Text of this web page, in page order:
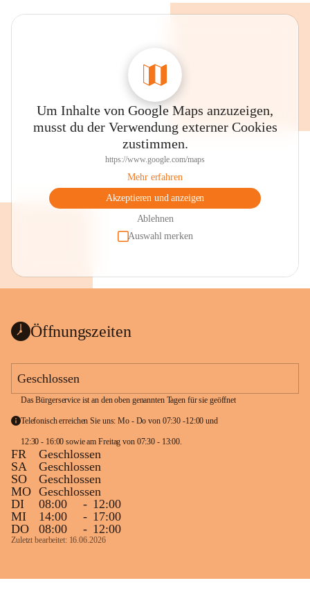
Um Inhalte von Google Maps anzuzeigen,
musst du der Verwendung externer Cookies
zustimmen.
https://www.google.com/maps
Mehr erfahren
Akzeptieren und anzeigen
Ablehnen
Auswahl merken
Öffnungszeiten
Geschlossen
Das Bürgerservice ist an den oben genannten Tagen für sie geöffnet
Telefonisch erreichen Sie uns: Mo - Do von 07:30 -12:00 und
FR
Geschlossen
SA
Geschlossen
SO
Geschlossen
MO Geschlossen
DI
08:00 - 12:00
MI
14:00 - 17:00
DO
08:00 - 12:00
Zuletzt bearbeitet: 16.06.2026